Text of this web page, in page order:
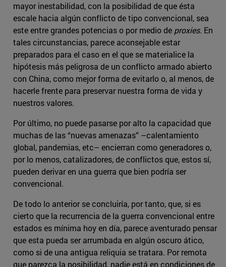
mayor inestabilidad, con la posibilidad de que ésta
escale hacia algún conflicto de tipo convencional, sea
este entre grandes potencias o por medio de proxies. En
tales circunstancias, parece aconsejable estar
preparados para el caso en el que se materialice la
hipótesis más peligrosa de un conflicto armado abierto
con China, como mejor forma de evitarlo o, al menos, de
hacerle frente para preservar nuestra forma de vida y
nuestros valores.
Por último, no puede pasarse por alto la capacidad que
muchas de las “nuevas amenazas” –calentamiento
global, pandemias, etc– encierran como generadores o,
por lo menos, catalizadores, de conflictos que, estos sí,
pueden derivar en una guerra que bien podría ser
convencional.
De todo lo anterior se concluiría, por tanto, que, si es
cierto que la recurrencia de la guerra convencional entre
estados es mínima hoy en día, parece aventurado pensar
que esta pueda ser arrumbada en algún oscuro ático,
como si de una antigua reliquia se tratara. Por remota
que parezca la posibilidad, nadie está en condiciones de